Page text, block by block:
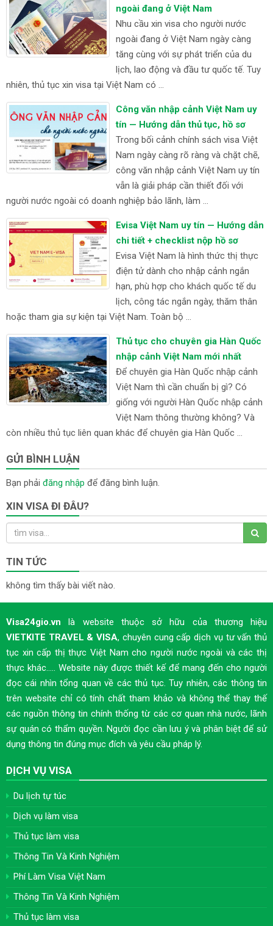
ngoài đang ở Việt Nam
Nhu cầu xin visa cho người nước
ngoài đang ở Việt Nam ngày càng
tăng cùng với sự phát triển của du
lịch, lao động và đầu tư quốc tế. Tuy
nhiên, thủ tục xin visa tại Việt Nam có ...
Công văn nhập cảnh Việt Nam uy
tín — Hướng dẫn thủ tục, hồ sơ
Trong bối cảnh chính sách visa Việt
Nam ngày càng rõ ràng và chặt chẽ,
công văn nhập cảnh Việt Nam uy tín
vẫn là giải pháp cần thiết đối với
người nước ngoài có doanh nghiệp bảo lãnh, làm ...
Evisa Việt Nam uy tín — Hướng dẫn
chi tiết + checklist nộp hồ sơ
Evisa Việt Nam là hình thức thị thực
điện tử dành cho nhập cảnh ngắn
hạn, phù hợp cho khách quốc tế du
lịch, công tác ngắn ngày, thăm thân
hoặc tham gia sự kiện tại Việt Nam. Toàn bộ ...
Thủ tục cho chuyên gia Hàn Quốc
nhập cảnh Việt Nam mới nhất
Để chuyên gia Hàn Quốc nhập cảnh
Việt Nam thì cần chuẩn bị gì? Có
giống với người Hàn Quốc nhập cảnh
Việt Nam thông thường không? Và
còn nhiều thủ tục liên quan khác để chuyên gia Hàn Quốc ...
GỬI BÌNH LUẬN
Bạn phải đăng nhập để đăng bình luận.
XIN VISA ĐI ĐÂU?
TIN TỨC
không tìm thấy bài viết nào.
Visa24gio.vn là website thuộc sở hữu của thương hiệu
VIETKITE TRAVEL & VISA, chuyên cung cấp dịch vụ tư vấn thủ
tục xin cấp thị thực Việt Nam cho người nước ngoài và các thị
thực khác..... Website này được thiết kế để mang đến cho người
đọc cái nhìn tổng quan về các thủ tục. Tuy nhiên, các thông tin
trên website chỉ có tính chất tham khảo và không thể thay thế
các nguồn thông tin chính thống từ các cơ quan nhà nước, lãnh
sự quán có thẩm quyền. Người đọc cần lưu ý và phân biệt để sử
dụng thông tin đúng mục đích và yêu cầu pháp lý.
DỊCH VỤ VISA
Du lịch tự túc
Dịch vụ làm visa
Thủ tục làm visa
Thông Tin Và Kinh Nghiệm
Phí Làm Visa Việt Nam
Thông Tin Và Kinh Nghiệm
Thủ tục làm visa